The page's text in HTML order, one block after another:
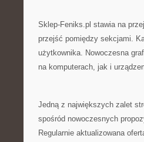
Sklep-Feniks.pl stawia na
przejść pomiędzy sekcjami.
użytkownika. Nowoczesna
na komputerach, jak i
Jedną z największych zalet
spośród nowoczesnych
Regularnie aktualizowana